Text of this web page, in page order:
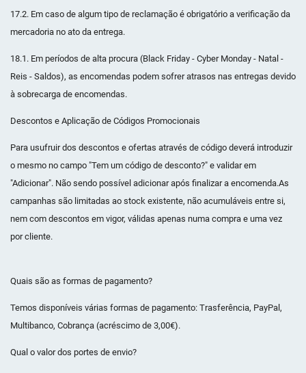
17.2. Em caso de algum tipo de reclamação é obrigatório a verificação da
mercadoria no ato da entrega.
18.1. Em períodos de alta procura (Black Friday - Cyber Monday - Natal -
Reis - Saldos), as encomendas podem sofrer atrasos nas entregas devido
à sobrecarga de encomendas.
Descontos e Aplicação de Códigos Promocionais
Para usufruir dos descontos e ofertas através de código deverá introduzir
o mesmo no campo "Tem um código de desconto?" e validar em
"Adicionar". Não sendo possível adicionar após finalizar a encomenda.As
campanhas são limitadas ao stock existente, não acumuláveis entre si,
nem com descontos em vigor, válidas apenas numa compra e uma vez
por cliente.
Quais são as formas de pagamento?
Temos disponíveis várias formas de pagamento: Trasferência, PayPal,
Multibanco, Cobrança (acréscimo de 3,00€).
Qual o valor dos portes de envio?